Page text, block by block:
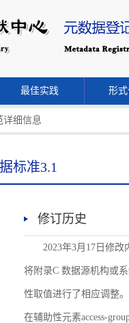
最佳实践 形式
详细信息
标准3.1
修订历史
2023年3月17日修改
将附录C 数据源机构或系
性取值进行了相应调整。
在辅助性元素access-